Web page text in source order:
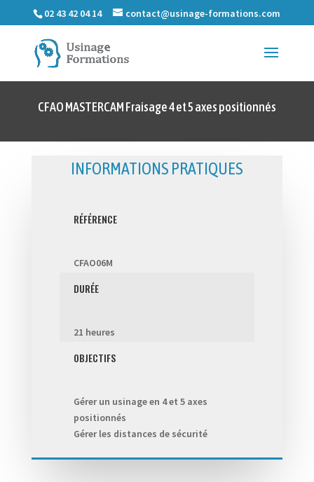
02 43 42 04 14 contact@usinage-formations.com
CFAO MASTERCAM Fraisage 4 et 5 axes positionnés
INFORMATIONS PRATIQUES
RÉFÉRENCE
CFAO06M
DURÉE
21 heures
OBJECTIFS
Gérer un usinage en 4 et 5 axes
positionnés
Gérer les distances de sécurité